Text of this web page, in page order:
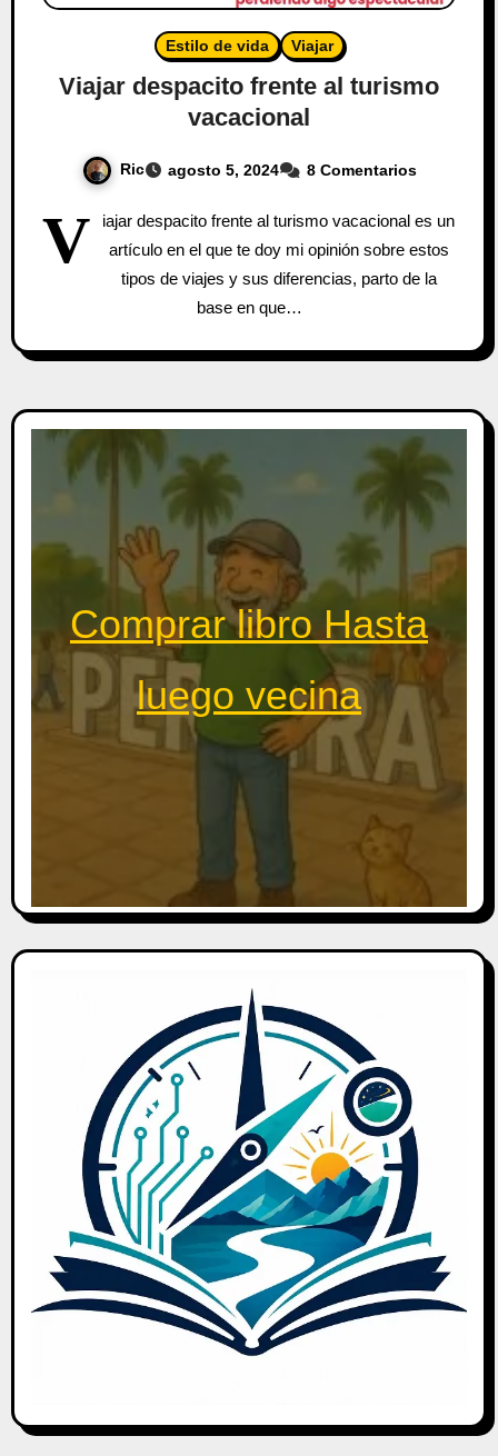
Estilo de vida Viajar
Viajar despacito frente al turismo
vacacional
Ric agosto 5, 2024 8 Comentarios
V
iajar despacito frente al turismo vacacional es un
artículo en el que te doy mi opinión sobre estos
tipos de viajes y sus diferencias, parto de la
base en que…
Comprar libro Hasta
luego vecina